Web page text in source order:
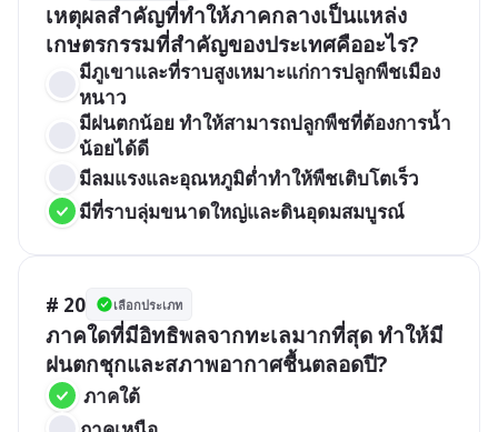
เหตุผลสำคัญที่ทำให้ภาคกลางเป็นแหล่ง
เกษตรกรรมที่สำคัญของประเทศคืออะไร?
มีภูเขาและที่ราบสูงเหมาะแก่การปลูกพืชเมือง
หนาว
มีฝนตกน้อย ทำให้สามารถปลูกพืชที่ต้องการน้ำ
น้อยได้ดี
มีลมแรงและอุณหภูมิต่ำทำให้พืชเติบโตเร็ว
มีที่ราบลุ่มขนาดใหญ่และดินอุดมสมบูรณ์
# 20 เลือกประเภท
ภาคใดที่มีอิทธิพลจากทะเลมากที่สุด ทำให้มี
ฝนตกชุกและสภาพอากาศชื้นตลอดปี?
ภาคใต้